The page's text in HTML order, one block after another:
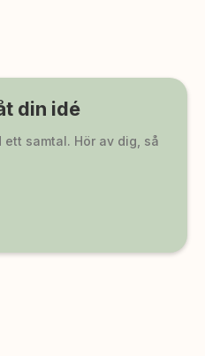
din idé
samtal. Hör av dig, så